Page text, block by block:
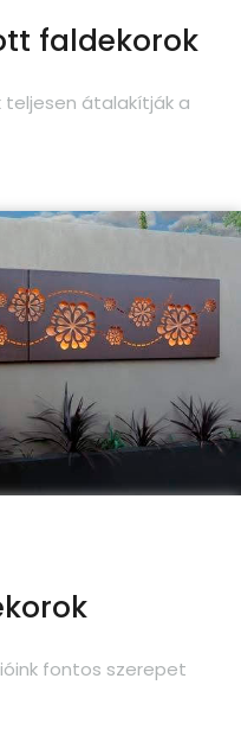
faldekorok
teljesen átalakítják a
fontos szerepet